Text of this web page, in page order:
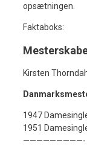
opsætningen.
Faktaboks:
Kirsten
1947
1951
—————————-